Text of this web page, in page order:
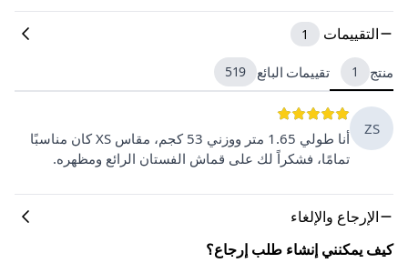
التقييمات 1
منتج 1 تقييمات البائع 519
ZS
أنا طولي 1.65 متر ووزني 53 كجم، مقاس XS كان مناسبًا
تمامًا، فشكراً لك على قماش الفستان الرائع ومظهره.
الإرجاع والإلغاء
كيف يمكنني إنشاء طلب إرجاع؟